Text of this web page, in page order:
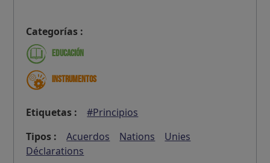
Categorías :
Educación
Instrumentos
Etiquetas :
#Principios
Tipos :
Acuerdos Nations
Unies
Déclarations